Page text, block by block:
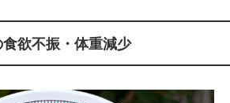
食欲不振・体重減少